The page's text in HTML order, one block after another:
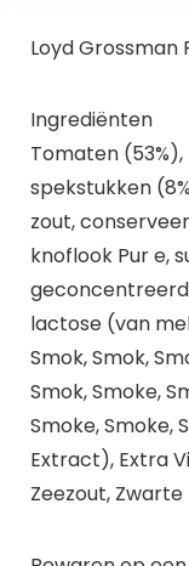
Loyd Grossman
Ingrediënten
Tomaten
spekstukken
zout,
knoflook Pur e,
lactose (van
Smok, Smok,
Smok, Smoke,
Smoke, Smoke,
Extract), Extra
Zeezout,